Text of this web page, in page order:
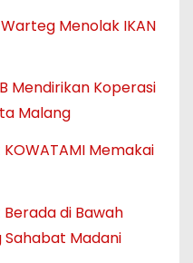
Menolak IKAN
Mendirikan Koperasi
Malang
Memakai
di Bawah
Sahabat Madani